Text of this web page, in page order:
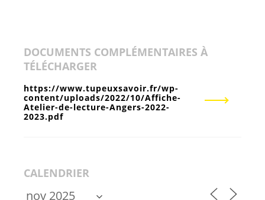
DOCUMENTS COMPLÉMENTAIRES À
TÉLÉCHARGER
https://www.tupeuxsavoir.fr/wp-
content/uploads/2022/10/Affiche-
Atelier-de-lecture-Angers-2022-
2023.pdf
CALENDRIER